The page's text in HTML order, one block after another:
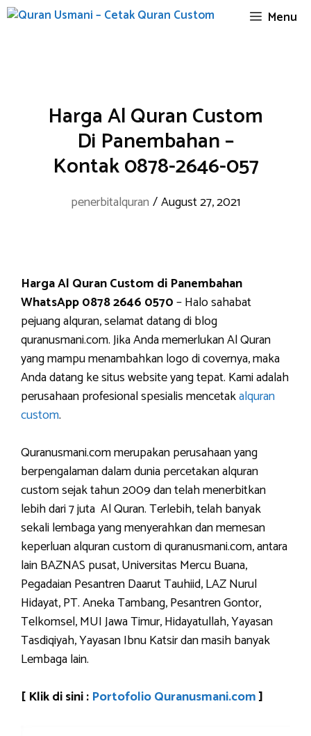
Skip
Menu
Harga Al Quran Custom
Di Panembahan –
Kontak 0878-2646-057
penerbitalquran /August 27, 2021
Harga Al Quran Custom di Panembahan
WhatsApp 0878 2646 0570– Halo sahabat
pejuang alquran, selamat datang di blog
quranusmani.com. Jika Anda memerlukan Al Quran
yang mampu menambahkan logo di covernya, maka
Anda datang ke situs website yang tepat. Kami adalah
perusahaan profesional spesialis mencetakalquran
custom.
Quranusmani.com merupakan perusahaan yang
berpengalaman dalam dunia percetakan alquran
custom sejak tahun 2009 dan telah menerbitkan
lebih dari 7 juta Al Quran. Terlebih, telah banyak
sekali lembaga yang menyerahkan dan memesan
keperluan alquran custom di quranusmani.com, antara
lain BAZNAS pusat, Universitas Mercu Buana,
Pegadaian Pesantren Daarut Tauhiid, LAZ Nurul
Hidayat, PT. Aneka Tambang, Pesantren Gontor,
Telkomsel, MUI Jawa Timur, Hidayatullah, Yayasan
Tasdiqiyah, Yayasan Ibnu Katsir dan masih banyak
Lembaga lain.
[ Klik di sini : Portofolio Quranusmani.com]